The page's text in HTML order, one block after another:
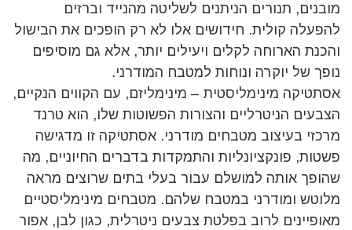
מובנים, תנורים הניתנים לשליטה מהנייד וברזים
להפעלה קולית. חידושים אלו לא רק הופכים את הבישול
והכנת הארוחה לקלים ויעילים יותר, אלא גם מוסיפים
נופך של יוקרה ונוחות למטבח המודרני.
אסתטיקה מינימליסטית – מינימליזם, עם הקווים הנקיים,
הצבעים הניטרליים והצורות הפשוטות שלו, הוא טרנד
מרכזי בעיצוב מטבחים מודרני. אסתטיקה זו מדגישה
פשטות, פונקציונליות והתמקדות בדברים החיוניים, מה
שהופך אותה למושלם עבור בעלי בתים שרוצים מראה
מלוטש ומודרני במטבח שלהם. מטבחים מינימליסטיים
מאופיינים לרוב בפלטת צבעים ניטרלית, כגון לבן, אפור